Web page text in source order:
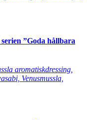
”Goda hållbara
aromatiskdressing,
Venusmussla,